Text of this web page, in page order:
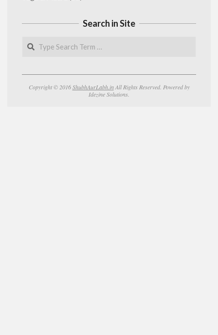
Search in Site
Search
Copyright © 2016ShubhAurLabh.in All Rights Reserved. Powered by
Idezine Solutions.